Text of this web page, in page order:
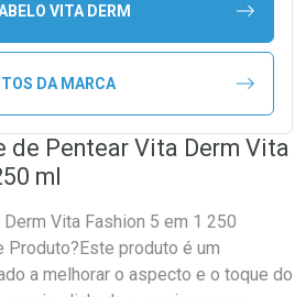
VITA DERM
DA MARCA
de Pentear Vita Derm Vita
ml
Vita Fashion 5 em 1 250
Produto?Este produto é um
a melhorar o aspecto e o toque do